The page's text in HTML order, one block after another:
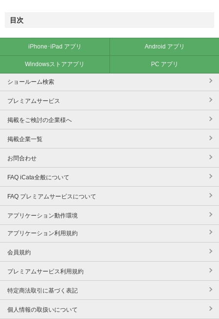
目次
iPhone･iPad アプリ Android アプリ
Windowsストアアプリ PC アプリ
ショールーム検索
プレミアムサービス
掲載をご検討の企業様へ
掲載企業一覧
お問合わせ
FAQ iCata全般について
FAQ プレミアムサービスについて
アプリケーション動作環境
アプリケーション利用規約
会員規約
プレミアムサービス利用規約
特定商法取引に基づく表記
個人情報の取扱いについて